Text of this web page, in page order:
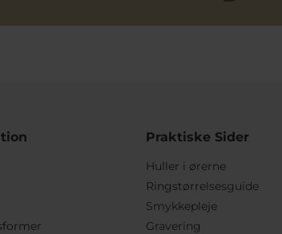
Praktiske Sider
Huller i ørerne
Ringstørrelsesguide
Smykkepleje
Gravering